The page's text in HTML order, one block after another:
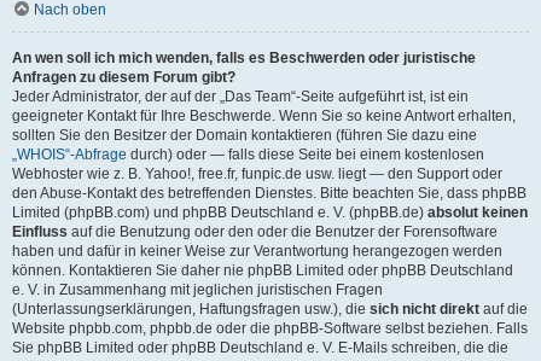
Nach oben
An wen soll ich mich wenden, falls es Beschwerden oder juristische
Anfragen zu diesem Forum gibt?
Jeder Administrator, der auf der „Das Team“-Seite aufgeführt ist, ist ein
geeigneter Kontakt für Ihre Beschwerde. Wenn Sie so keine Antwort erhalten,
sollten Sie den Besitzer der Domain kontaktieren (führen Sie dazu eine
„WHOIS“-Abfrage durch) oder — falls diese Seite bei einem kostenlosen
Webhoster wie z. B. Yahoo!, free.fr, funpic.de usw. liegt — den Support oder
den Abuse-Kontakt des betreffenden Dienstes. Bitte beachten Sie, dass phpBB
Limited (phpBB.com) und phpBB Deutschland e. V. (phpBB.de) absolut keinen
Einfluss auf die Benutzung oder den oder die Benutzer der Forensoftware
haben und dafür in keiner Weise zur Verantwortung herangezogen werden
können. Kontaktieren Sie daher nie phpBB Limited oder phpBB Deutschland
e. V. in Zusammenhang mit jeglichen juristischen Fragen
(Unterlassungserklärungen, Haftungsfragen usw.), die sich nicht direkt auf die
Website phpbb.com, phpbb.de oder die phpBB-Software selbst beziehen. Falls
Sie phpBB Limited oder phpBB Deutschland e. V. E-Mails schreiben, die die